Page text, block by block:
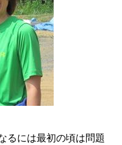
るには最初の頃は問題